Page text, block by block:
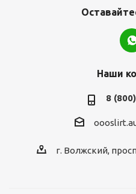
Наши
8
г. Волжский,